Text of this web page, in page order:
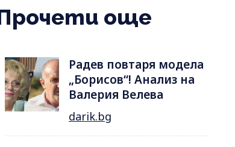
още
Радев повтаря модела
„Борисов“! Анализ на
Валерия Велева
darik.bg